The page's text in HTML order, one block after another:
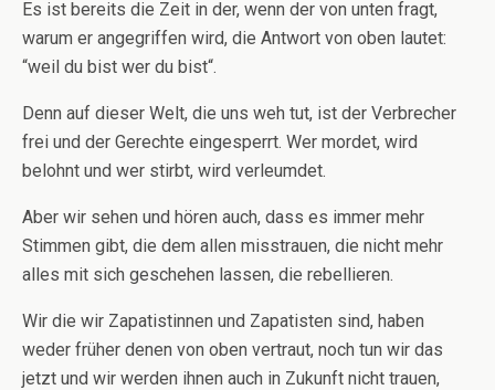
Es ist bereits die Zeit in der, wenn der von unten fragt,
warum er angegriffen wird, die Antwort von oben lautet:
“weil du bist wer du bist“.
Denn auf dieser Welt, die uns weh tut, ist der Verbrecher
frei und der Gerechte eingesperrt. Wer mordet, wird
belohnt und wer stirbt, wird verleumdet.
Aber wir sehen und hören auch, dass es immer mehr
Stimmen gibt, die dem allen misstrauen, die nicht mehr
alles mit sich geschehen lassen, die rebellieren.
Wir die wir Zapatistinnen und Zapatisten sind, haben
weder früher denen von oben vertraut, noch tun wir das
jetzt und wir werden ihnen auch in Zukunft nicht trauen,